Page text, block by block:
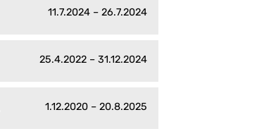
11.7.2024 – 26.7.2024
25.4.2022 – 31.12.2024
1.12.2020 – 20.8.2025